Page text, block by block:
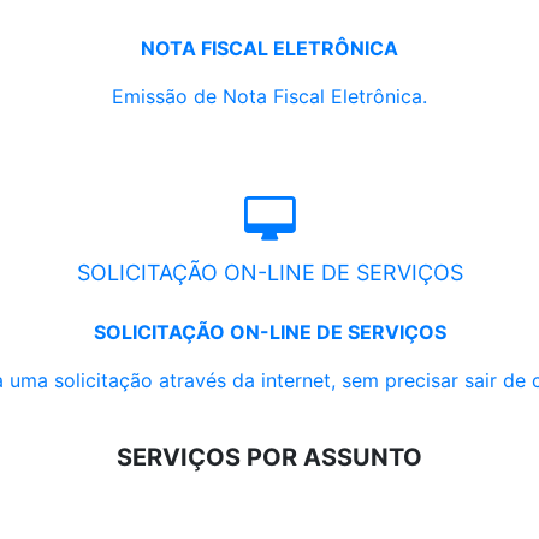
NOTA FISCAL ELETRÔNICA
Emissão de Nota Fiscal Eletrônica.
SOLICITAÇÃO ON-LINE DE SERVIÇOS
SOLICITAÇÃO ON-LINE DE SERVIÇOS
uma solicitação através da internet, sem precisar sair de
SERVIÇOS POR ASSUNTO